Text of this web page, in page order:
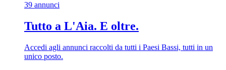
39 annunci
Tutto a L'Aia. E oltre.
Accedi agli annunci raccolti da tutti i Paesi Bassi, tutti in un
unico posto.